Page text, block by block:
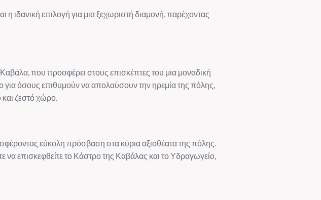
ιδανική επιλογή για μια ξεχωριστή διαμονή, παρέχοντας
που προσφέρει στους επισκέπτες του μια μοναδική
για όσους επιθυμούν να απολαύσουν την ηρεμία της πόλης,
ζεστό χώρο.
εύκολη πρόσβαση στα κύρια αξιοθέατα της πόλης.
να επισκεφθείτε το Κάστρο της Καβάλας και το Υδραγωγείο,